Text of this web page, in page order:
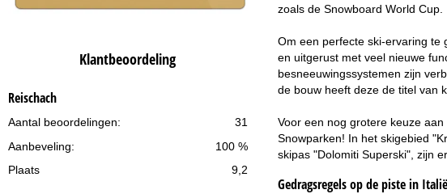
Klantbeoordeling
Reischach
31
Aantal beoordelingen:
100 %
Aanbeveling:
Plaats
9,2
zoals de Snowboard World Cup.
Om een perfecte ski-ervaring te
en uitgerust met veel nieuwe
besneeuwingssystemen zijn
de bouw heeft deze de titel van
Voor een nog grotere keuze
Snowparken! In het skigebied
skipas "Dolomiti Superski", zijn
Gedragsregels op de piste in Italië